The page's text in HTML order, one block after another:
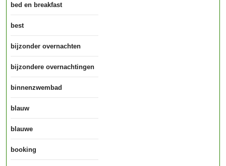
bed en breakfast
best
bijzonder overnachten
bijzondere overnachtingen
binnenzwembad
blauw
blauwe
booking